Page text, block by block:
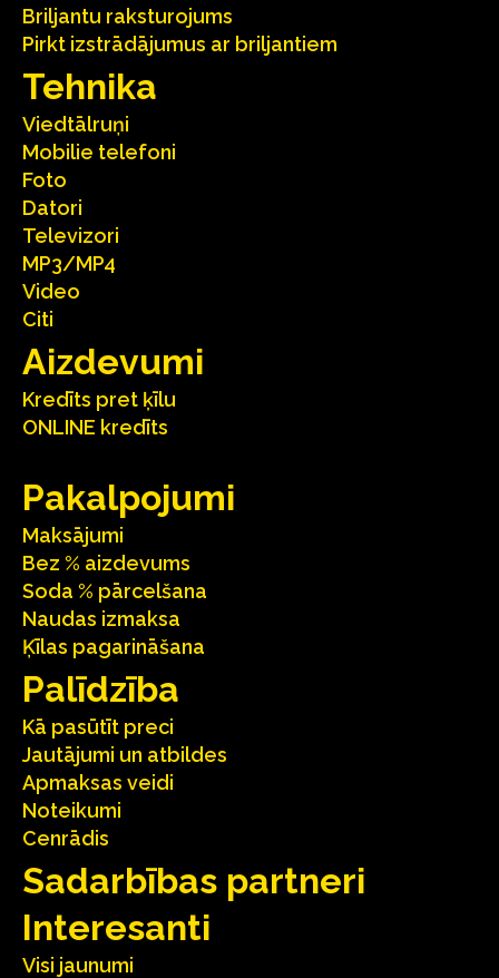
Briljantu raksturojums
Pirkt izstrādājumus ar briljantiem
Tehnika
Viedtālruņi
Mobilie telefoni
Foto
Datori
Televizori
MP3/MP4
Video
Citi
Aizdevumi
Kredīts pret ķīlu
ONLINE kredīts
Pakalpojumi
Maksājumi
Bez % aizdevums
Soda % pārcelšana
Naudas izmaksa
Ķīlas pagarināšana
Palīdzība
Kā pasūtīt preci
Jautājumi un atbildes
Apmaksas veidi
Noteikumi
Cenrādis
Sadarbības partneri
Interesanti
Visi jaunumi